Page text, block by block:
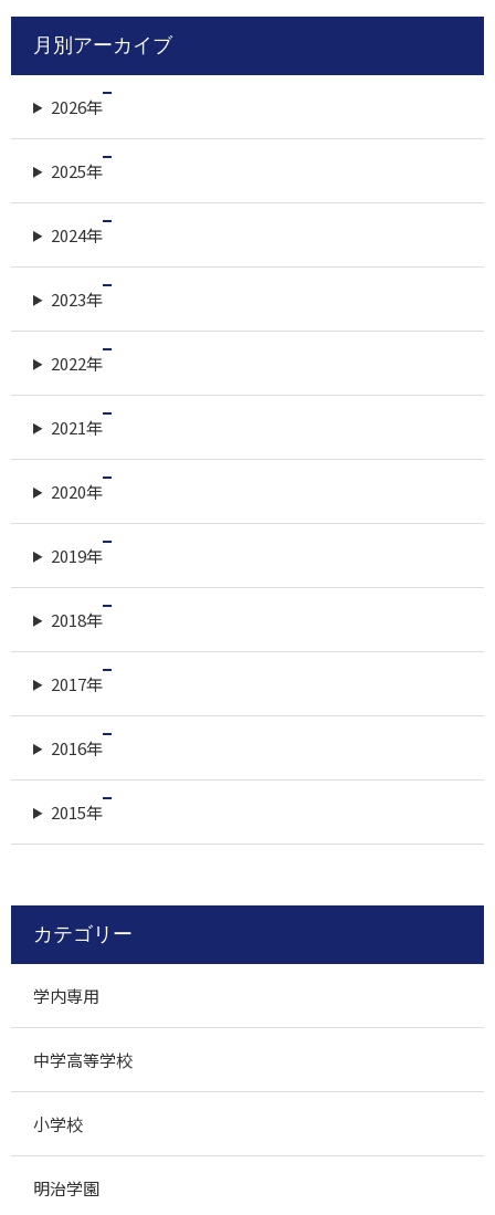
月別アーカイブ
2026年
2025年
2024年
2023年
2022年
2021年
2020年
2019年
2018年
2017年
2016年
2015年
カテゴリー
学内専用
中学高等学校
小学校
明治学園